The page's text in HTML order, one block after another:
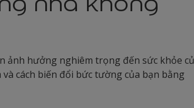
ảnh hưởng nghiêm trọng đến sức khỏe
cách biến đổi bức tường của bạn bằng